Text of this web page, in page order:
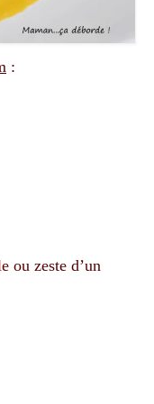
:
ou zeste d’un